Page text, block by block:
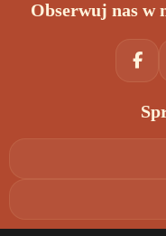
Obserwuj nas w